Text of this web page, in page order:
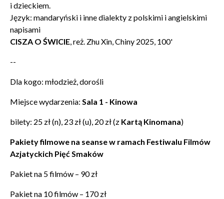
Dołącz do newslettera
i dzieckiem.
Język: mandaryński i inne dialekty z polskimi i angielskimi
napisami
CISZA O ŚWICIE, reż. Zhu Xin, Chiny 2025, 100'
--
Dla kogo: młodzież, dorośli
Miejsce wydarzenia: Sala 1 - Kinowa
bilety: 25 zł (n), 23 zł (u), 20 zł (z Kartą Kinomana)
Pakiety filmowe na seanse w ramach Festiwalu Filmów
Azjatyckich Pięć Smaków
Pakiet na 5 filmów – 90 zł
Pakiet na 10 filmów – 170 zł